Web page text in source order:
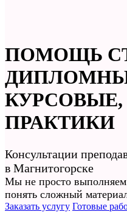
ПОМОЩЬ
КУРСОВЫЕ,
ПРАКТИКИ
Консультации
в Магнитогорске
Мы не просто
понять сложный
Заказать услугу Готовые